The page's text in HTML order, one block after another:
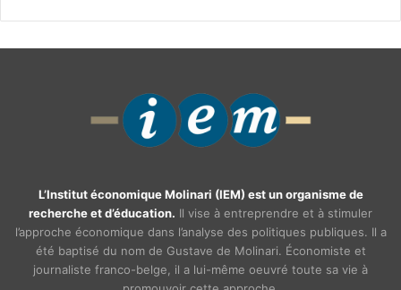
L’Institut économique Molinari (IEM) est un organisme de
recherche et d’éducation. Il vise à entreprendre et à stimuler
l’approche économique dans l’analyse des politiques publiques. Il a
été baptisé du nom de Gustave de Molinari. Économiste et
journaliste franco-belge, il a lui-même oeuvré toute sa vie à